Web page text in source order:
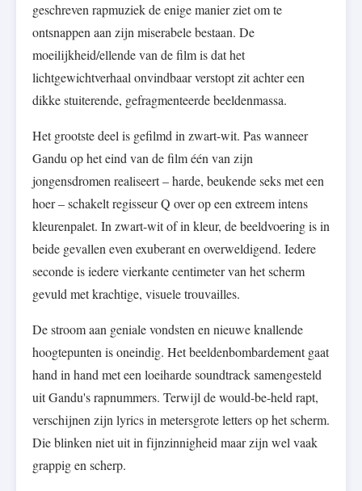
geschreven rapmuziek de enige manier ziet om te
ontsnappen aan zijn miserabele bestaan. De
moeilijkheid/ellende van de film is dat het
lichtgewichtverhaal onvindbaar verstopt zit achter een
dikke stuiterende, gefragmenteerde beeldenmassa.
Het grootste deel is gefilmd in zwart-wit. Pas wanneer
Gandu op het eind van de film één van zijn
jongensdromen realiseert – harde, beukende seks met een
hoer – schakelt regisseur Q over op een extreem intens
kleurenpalet. In zwart-wit of in kleur, de beeldvoering is in
beide gevallen even exuberant en overweldigend. Iedere
seconde is iedere vierkante centimeter van het scherm
gevuld met krachtige, visuele trouvailles.
De stroom aan geniale vondsten en nieuwe knallende
hoogtepunten is oneindig. Het beeldenbombardement gaat
hand in hand met een loeiharde soundtrack samengesteld
uit Gandu's rapnummers. Terwijl de would-be-held rapt,
verschijnen zijn lyrics in metersgrote letters op het scherm.
Die blinken niet uit in fijnzinnigheid maar zijn wel vaak
grappig en scherp.